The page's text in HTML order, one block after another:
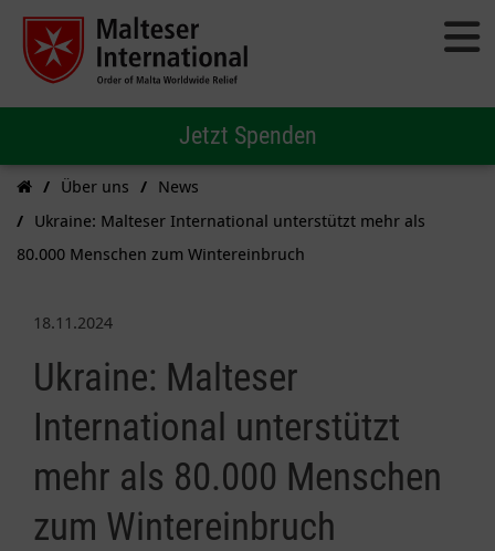
Jetzt Spenden
Über uns
News
Ukraine: Malteser International unterstützt mehr als
80.000 Menschen zum Wintereinbruch
18.11.2024
Ukraine: Malteser
International unterstützt
mehr als 80.000 Menschen
zum Wintereinbruch